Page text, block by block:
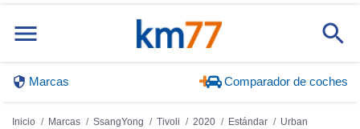
Marcas Comparador de coches
Inicio Marcas SsangYong Tivoli 2020 Estándar
Urban